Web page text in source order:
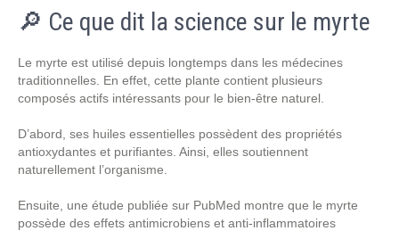
🔎 Ce que dit la science sur le myrte
Le myrte est utilisé depuis longtemps dans les médecines
traditionnelles. En effet, cette plante contient plusieurs
composés actifs intéressants pour le bien-être naturel.
D’abord, ses huiles essentielles possèdent des propriétés
antioxydantes et purifiantes. Ainsi, elles soutiennent
naturellement l’organisme.
Ensuite, une étude publiée sur PubMed montre que le myrte
possède des effets antimicrobiens et anti-inflammatoires